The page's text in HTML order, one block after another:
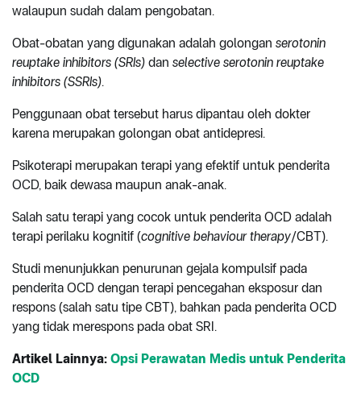
walaupun sudah dalam pengobatan.
Obat-obatan yang digunakan adalah golongan serotonin
reuptake inhibitors (SRIs) dan selective serotonin reuptake
inhibitors (SSRIs).
Penggunaan obat tersebut harus dipantau oleh dokter
karena merupakan golongan obat antidepresi.
Psikoterapi merupakan terapi yang efektif untuk penderita
OCD, baik dewasa maupun anak-anak.
Salah satu terapi yang cocok untuk penderita OCD adalah
terapi perilaku kognitif (cognitive behaviour therapy/CBT).
Studi menunjukkan penurunan gejala kompulsif pada
penderita OCD dengan terapi pencegahan eksposur dan
respons (salah satu tipe CBT), bahkan pada penderita OCD
yang tidak merespons pada obat SRI.
Artikel Lainnya: Opsi Perawatan Medis untuk Penderita
OCD